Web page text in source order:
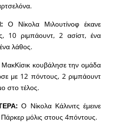
Ο Νίκολα Μιλουτίνοφ έκανε
10 ριμπάουντ, 2 ασίστ, ένα
λάθος.
ΜακΚίσικ κουβάλησε την ομάδα
με 12 πόντους, 2 ριμπάουντ
στο τέλος.
Ο Νίκολα Κάλινιτς έμεινε
μόλις στους 4πόντους.